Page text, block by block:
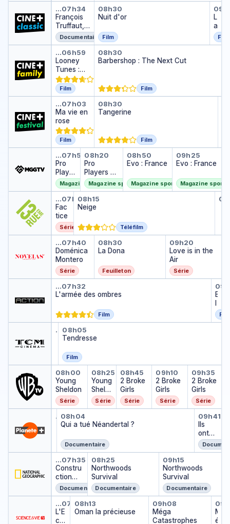
François Truffaut, le tourbillon
…07h34
François
Truffaut,
le
tourbillon
de la vie
Documentaire
Nuit d'or
08h30
Nuit d'or
Film
L
a
p
i
Film
Looney Tunes : Daffy et
…06h59
Looney
Tunes :
Daffy et
Porky
sauvent le
monde
Film
Barbershop : The Next
08h30
Barbershop : The Next Cut
Film
Ma vie en rose
…07h03
Ma vie en
rose
Film
Tangerine
08h30
Tangerine
Film
Pro Players by Brak
…07h50
Pro
Player
s by
Brak
Magazine sportif
Pro Players by Brak
08h20
Pro
Players by
Brak
Magazine sportif
Evo : France
08h50
Evo : France
Magazine sportif
Evo :
09h25
Evo : France
Magazine sportif
Factice
…07h30
Fac
tice
Série
Neige
08h15
Neige
Téléfilm
Doménica Montero
…07h40
Doménica
Montero
Série
La Dona
08h30
La Dona
Feuilleton
Love is in
09h20
Love is in the
Air
Série
L'armée des ombres
…07h32
L'armée des ombres
Film
B
o
o
t
Mademoiselle Fifi
…
06h50
Mademoiselle Fifi
Tendresse
08h05
Tendresse
Film
Young Sheldon
08h00
Young
Sheldon
Série
Young Sheldon
08h25
Young
Sheld
onSérie
2 Broke Girls
08h45
2 Broke
Girls
Série
2 Broke Girls
09h10
2 Broke
Girls
Série
2
09h35
2 Broke
Girls
Série
Mission Méditerranée, le
…06h52
Mission Méditerranée, le musée des abysses
…
Qui a tué Néandertal ?
08h04
Qui a tué Néandertal ?
Documentaire
Ils
09h41
Ils
ont
marc
hé
Lune
Construction Fails
…07h35
Constru
ction
Fails
Documentaire
Northwoods Survival
08h25
Northwoods
Survival
Documentaire
09h15
Northwoods
Survival
Documentaire
L'Ecosse entre lochs et
…07h24
L'E
co
Oman la précieuse
08h13
Oman la précieuse
Méga
09h08
Méga
Catastrophes
M
é